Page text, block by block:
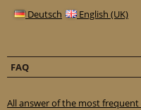
Deutsch English (UK)
FAQ
All answer of the most